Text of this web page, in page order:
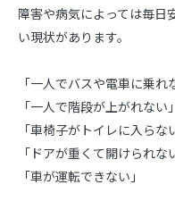
障害や病気によっては毎日
い現状があります。
「一人でバスや電車に乗れ
「一人で階段が上がれない」
「車椅子がトイレに入らな
「ドアが重くて開けられな
「車が運転できない」